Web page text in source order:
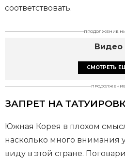
соответствовать.
ПРОДОЛЖЕНИЕ
Видео
СМОТРЕТЬ
ПРОДОЛЖЕНИЕ
ЗАПРЕТ НА
Южная Корея в плохом
насколько много внимания
виду в этой стране.